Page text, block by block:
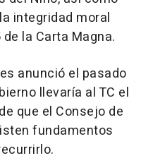
integridad moral
la Carta Magna.
anunció el pasado
llevaría al TC el
que el Consejo de
fundamentos